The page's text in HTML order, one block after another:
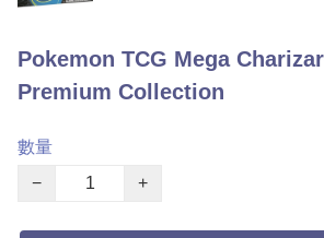
Pokemon TCG Mega
Premium Collection
數量
−
+